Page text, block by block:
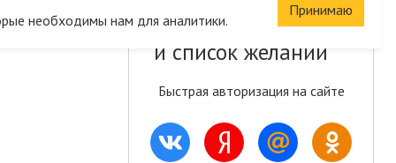
Сохраните корзину
и список желаний
Быстрая авторизация на сайте
необходимы нам для аналитики.
Принимаю